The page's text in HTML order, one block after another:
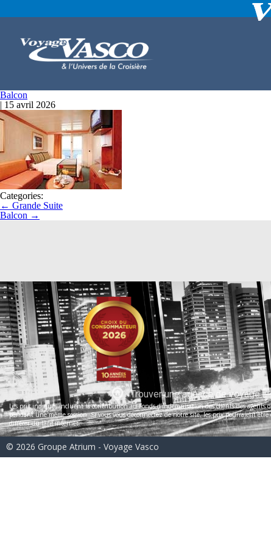
Balcon
| 15 avril 2026
Categories:
← Grande Suite
Balcon →
Trouver une agence de voyage
Les prix indiqués incluent la contribution au Fonds d’indemnisation des clients des agents
pendant une même session. Si vous vous déconnectez de notre site, les prix pourraient
différer du tarif internet.
© 2026 Groupe Atrium - Voyage Vasco